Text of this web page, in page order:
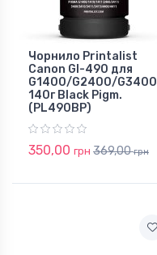
Чорнило Printalist
Canon GI-490 для
G1400/G2400/G3400
140г Black Pigm.
(PL490BP)
350,00 грн 369,00грн